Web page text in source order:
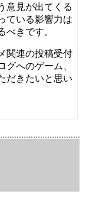
意見が出てくる
ている影響力は
べきです。
関連の投稿受付
グへのゲーム、
だきたいと思い